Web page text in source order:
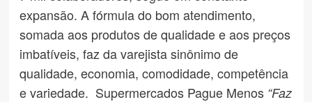
expansão. A fórmula do bom atendimento,
somada aos produtos de qualidade e aos preços
imbatíveis, faz da varejista sinônimo de
qualidade, economia, comodidade, competência
e variedade. Supermercados Pague Menos “Faz